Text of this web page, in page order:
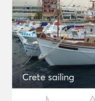
Crete sailing